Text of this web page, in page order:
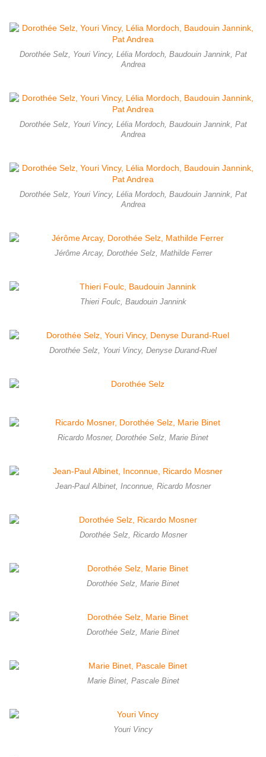
Dorothée Selz, Youri Vincy, Lélia Mordoch, Baudouin Jannink, Pat
Andrea
Dorothée Selz, Youri Vincy, Lélia Mordoch, Baudouin Jannink, Pat
Andrea
Dorothée Selz, Youri Vincy, Lélia Mordoch, Baudouin Jannink, Pat
Andrea
Jérôme Arcay, Dorothée Selz, Mathilde Ferrer
Thieri Foulc, Baudouin Jannink
Dorothée Selz, Youri Vincy, Denyse Durand-Ruel
Ricardo Mosner, Dorothée Selz, Marie Binet
Jean-Paul Albinet, Inconnue, Ricardo Mosner
Dorothée Selz, Ricardo Mosner
Dorothée Selz, Marie Binet
Dorothée Selz, Marie Binet
Marie Binet, Pascale Binet
Youri Vincy